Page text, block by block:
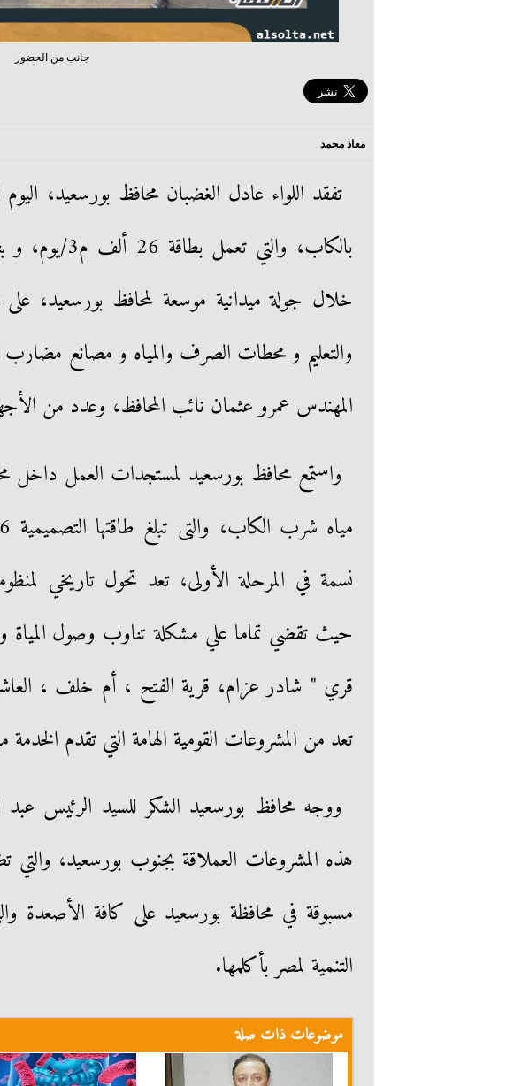
جانب من الحضور
معاذ محمد
تفقد اللواء عادل الغضبان محافظ بورسعيد،
خلال جولة ميدانية موسعة لمحافظ بورسعيد،
والتعليم و محطات الصرف والمياه و مصانع مضارب
المهندس عمرو عثمان نائب المحافظ، وعدد من
واستمع محافظ بورسعيد لمستجدات العمل داخل
نسمة في المرحلة الأولى، تعد تحول تاريخي
قري " شادر عزام، قرية الفتح ، أم خلف ،
تعد من المشروعات القومية الهامة التي تقدم
ووجه محافظ بورسعيد الشكر للسيد الرئيس عبد
هذه المشروعات العملاقة بجنوب بورسعيد، والتي
مسبوقة في محافظة بورسعيد على كافة الأصعدة
التنمية لمصر بأكلمها.
موضوعات ذات صلة